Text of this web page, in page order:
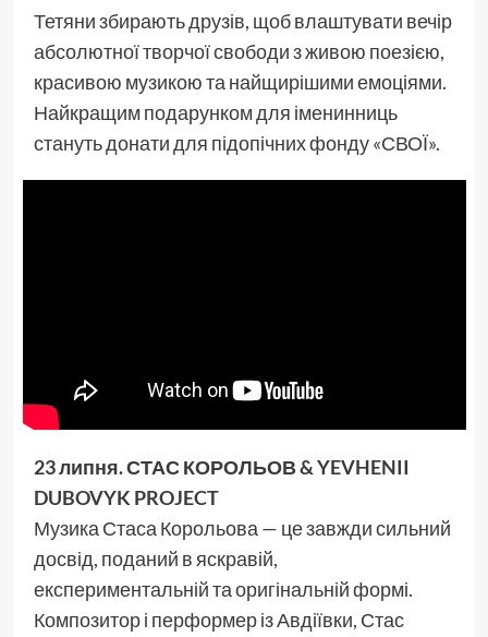
Тетяни збирають друзів, щоб влаштувати вечір
абсолютної творчої свободи з живою поезією,
красивою музикою та найщирішими емоціями.
Найкращим подарунком для іменинниць
стануть донати для підопічних фонду «СВОЇ».
23 липня. СТАС КОРОЛЬОВ & YEVHENII
DUBOVYK PROJECT
Музика Стаса Корольова — це завжди сильний
досвід, поданий в яскравій,
експериментальній та оригінальній формі.
Композитор і перформер із Авдіївки, Стас